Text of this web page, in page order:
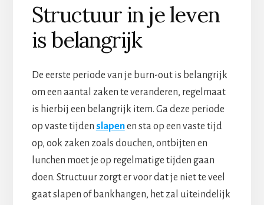
Structuur in je leven
is belangrijk
De eerste periode van je burn-out is belangrijk
om een aantal zaken te veranderen, regelmaat
is hierbij een belangrijk item. Ga deze periode
op vaste tijden slapenen sta op een vaste tijd
op, ook zaken zoals douchen, ontbijten en
lunchen moet je op regelmatige tijden gaan
doen. Structuur zorgt er voor dat je niet te veel
gaat slapen of bankhangen, het zal uiteindelijk